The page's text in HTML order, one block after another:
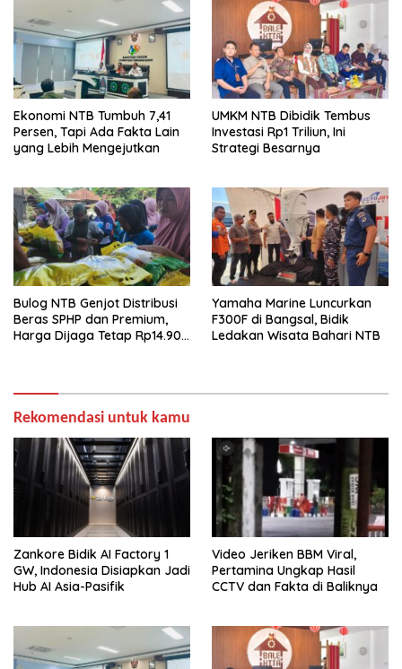
Ekonomi NTB Tumbuh 7,41
Persen, Tapi Ada Fakta Lain
yang Lebih Mengejutkan
UMKM NTB Dibidik Tembus
Investasi Rp1 Triliun, Ini
Strategi Besarnya
Bulog NTB Genjot Distribusi
Beras SPHP dan Premium,
Harga Dijaga Tetap Rp14.900
Yamaha Marine Luncurkan
F300F di Bangsal, Bidik
Ledakan Wisata Bahari NTB
Rekomendasi untuk kamu
Zankore Bidik AI Factory 1
GW, Indonesia Disiapkan Jadi
Hub AI Asia-Pasifik
Video Jeriken BBM Viral,
Pertamina Ungkap Hasil
CCTV dan Fakta di Baliknya